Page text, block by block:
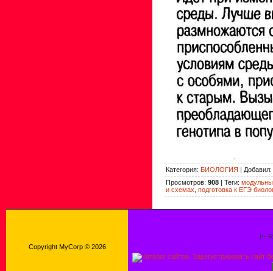
Категория: БИОЛОГИЯ | Добавил:
Просмотров: 908 | Теги:
и схемах подготовка к ЕГЭ
Copyright MyCorp © 2026
!--